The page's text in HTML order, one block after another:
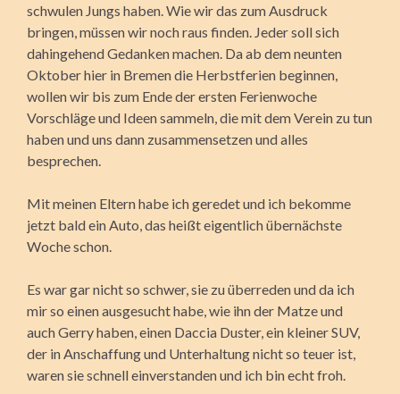
schwulen Jungs haben. Wie wir das zum Ausdruck
bringen, müssen wir noch raus finden. Jeder soll sich
dahingehend Gedanken machen. Da ab dem neunten
Oktober hier in Bremen die Herbstferien beginnen,
wollen wir bis zum Ende der ersten Ferienwoche
Vorschläge und Ideen sammeln, die mit dem Verein zu tun
haben und uns dann zusammensetzen und alles
besprechen.
Mit meinen Eltern habe ich geredet und ich bekomme
jetzt bald ein Auto, das heißt eigentlich übernächste
Woche schon.
Es war gar nicht so schwer, sie zu überreden und da ich
mir so einen ausgesucht habe, wie ihn der Matze und
auch Gerry haben, einen Daccia Duster, ein kleiner SUV,
der in Anschaffung und Unterhaltung nicht so teuer ist,
waren sie schnell einverstanden und ich bin echt froh.